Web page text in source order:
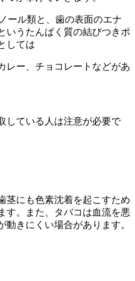
ール類と、歯の表面のエナ
いうたんぱく質の結びつきポ
しては
レー、チョコレートなどがあ
している人は注意が必要で
茎にも色素沈着を起こすため
す。また、タバコは血流を悪
動きにくい場合があります。